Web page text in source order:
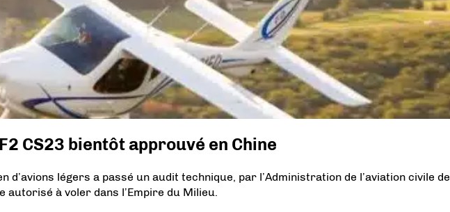
CS23 bientôt approuvé en Chine
d’avions légers a passé un audit technique, par l’Administration de l’aviation civile de
autorisé à voler dans l’Empire du Milieu.